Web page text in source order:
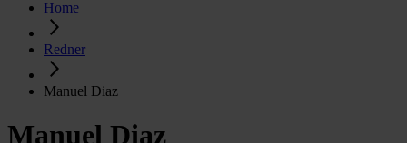
Home
Redner
Manuel Diaz
Manuel Diaz